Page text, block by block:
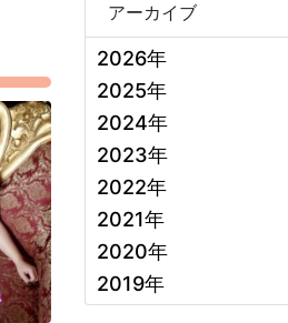
アーカイブ
2026年
2025年
2024年
2023年
2022年
2021年
2020年
2019年